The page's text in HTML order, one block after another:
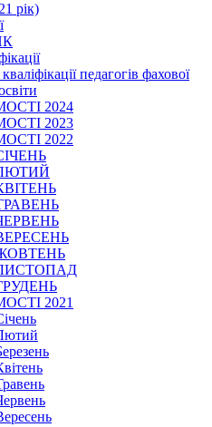
рік)
педагогів фахової
2024
2023
2022
2021